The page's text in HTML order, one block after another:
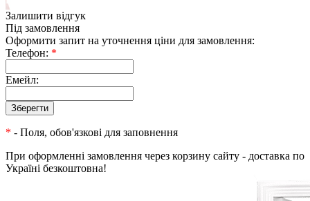
Залишити відгук
Під замовлення
Оформити запит на уточнення ціни для замовлення:
Телефон: *
Емейл:
* - Поля, обов'язкові для заповнення
При оформленні замовлення через корзину сайту - доставка по
Україні безкоштовна!